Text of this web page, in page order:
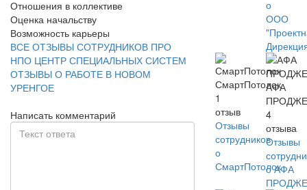
Отношения в коллективе
Оценка начальству
Возможность карьеры
ВСЕ ОТЗЫВЫ СОТРУДНИКОВ ПРО
НПО ЦЕНТР СПЕЦИАЛЬНЫХ СИСТЕМ
ОТЗЫВЫ О РАБОТЕ В НОВОМ
УРЕНГОЕ
Написать комментарий
о
ООО
СмартПотолок
1
отзыв
Отзывы
сотрудников
о
СмартПотолок
АФА
4
отзыва
Отзывы
о АФА